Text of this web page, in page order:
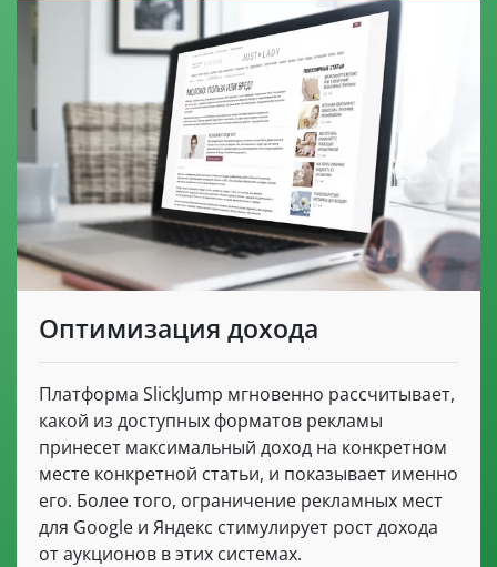
Оптимизация дохода
Платформа SlickJump мгновенно рассчитывает,
какой из доступных форматов рекламы
принесет максимальный доход на конкретном
месте конкретной статьи, и показывает именно
его. Более того, ограничение рекламных мест
для Google и Яндекс стимулирует рост дохода
от аукционов в этих системах.